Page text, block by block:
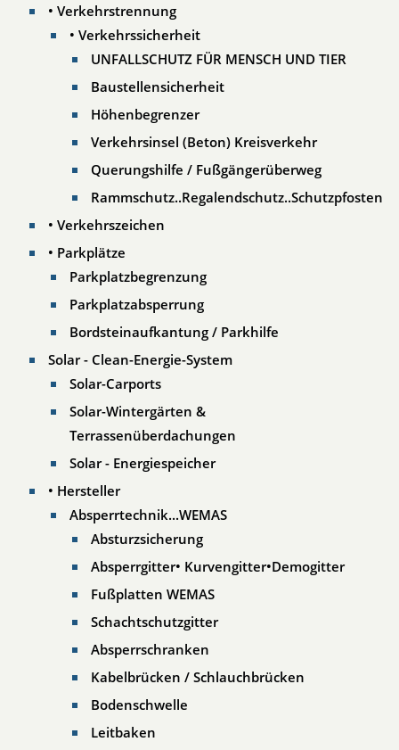
• Verkehrstrennung
• Verkehrssicherheit
UNFALLSCHUTZ FÜR MENSCH UND TIER
Baustellensicherheit
Höhenbegrenzer
Verkehrsinsel (Beton) Kreisverkehr
Querungshilfe / Fußgängerüberweg
Rammschutz..Regalendschutz..Schutzpfosten
• Verkehrszeichen
• Parkplätze
Parkplatzbegrenzung
Parkplatzabsperrung
Bordsteinaufkantung / Parkhilfe
Solar - Clean-Energie-System
Solar-Carports
Solar-Wintergärten &
Terrassenüberdachungen
Solar - Energiespeicher
• Hersteller
Absperrtechnik...WEMAS
Absturzsicherung
Absperrgitter• Kurvengitter•Demogitter
Fußplatten WEMAS
Schachtschutzgitter
Absperrschranken
Kabelbrücken / Schlauchbrücken
Bodenschwelle
Leitbaken